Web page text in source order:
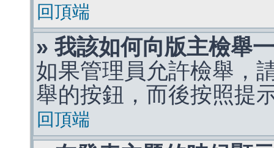
回頂端
» 我該如何向版主檢舉
如果管理員允許檢舉，
舉的按鈕，而後按照提
回頂端